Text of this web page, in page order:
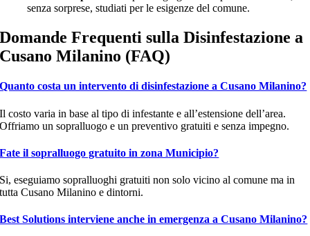
senza sorprese, studiati per le esigenze del comune.
Domande Frequenti sulla Disinfestazione a
Cusano Milanino (FAQ)
Quanto costa un intervento di disinfestazione a Cusano Milanino?
Il costo varia in base al tipo di infestante e all’estensione dell’area.
Offriamo un sopralluogo e un preventivo gratuiti e senza impegno.
Fate il sopralluogo gratuito in zona Municipio?
Si, eseguiamo sopralluoghi gratuiti non solo vicino al comune ma in
tutta Cusano Milanino e dintorni.
Best Solutions interviene anche in emergenza a Cusano Milanino?